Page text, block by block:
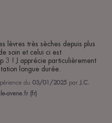
lèvres très sèches depuis plus
soin et celui ci est
3 ! J apprécie particulièrement
longue durée.
du 03/01/2025 par
J.C.
avene.fr (fr)